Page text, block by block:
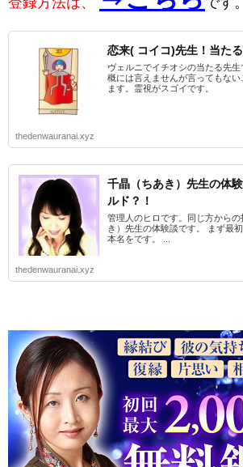
恋来( コイコ)先生！当た
ヴェルニでイチオシの当たる先
概には言えませんが言ってもな
ます。霊視がスゴイです。
thedenwauranai.xyz
千晶（ちあき）先生の体
ルド？！
管理人のヒロです。同じ方から
き）先生の体験談です。 まず最
本名をです。 ...
thedenwauranai.xyz